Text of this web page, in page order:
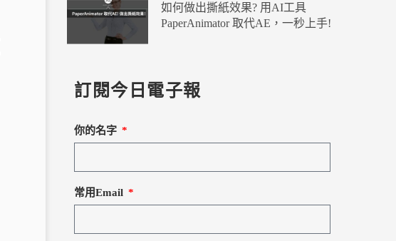
如何做出撕紙效果? 用AI工具
PaperAnimator 取代AE，一秒上手!
訂閱今日電子報
你的名字
常用Email